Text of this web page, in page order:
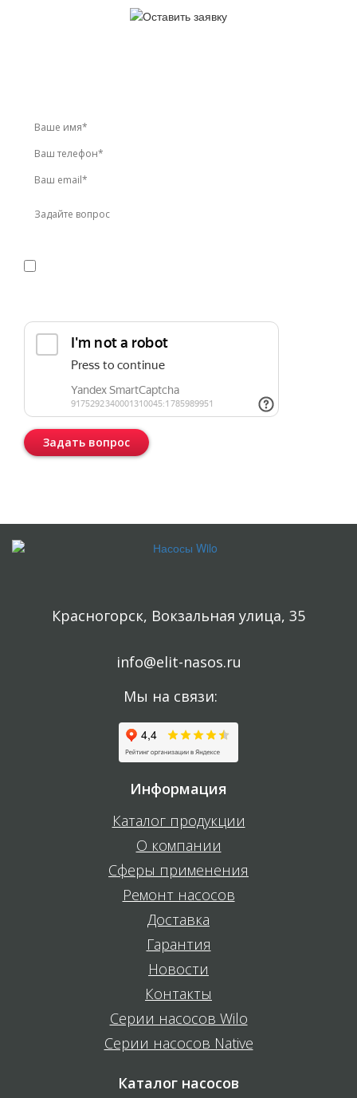
Задать вопрос
Красногорск, Вокзальная улица, 35
info@elit-nasos.ru
Мы на связи:
Информация
Каталог продукции
О компании
Сферы применения
Ремонт насосов
Доставка
Гарантия
Новости
Контакты
Серии насосов Wilo
Серии насосов Native
Каталог насосов